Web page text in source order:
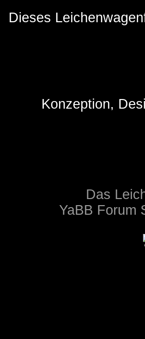
Dieses
Konzeption,
Das
YaBB Forum